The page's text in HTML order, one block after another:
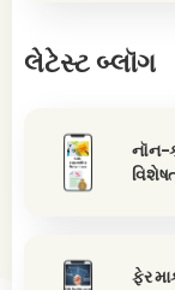
લેટેસ્ટ બ્લૉગ
નૉન-
ફેર